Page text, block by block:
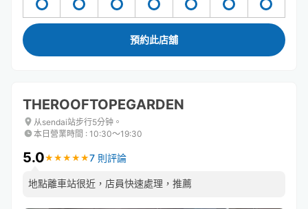
預約此店舖
THEROOFTOPEGARDEN
从sendai站步行5分钟。
本日營業時間 : 10:30〜19:30
5.0★ ★ ★ ★ ★
★ ★ ★ ★ ★7 則評論
地點離車站很近，店員快速處理，推薦